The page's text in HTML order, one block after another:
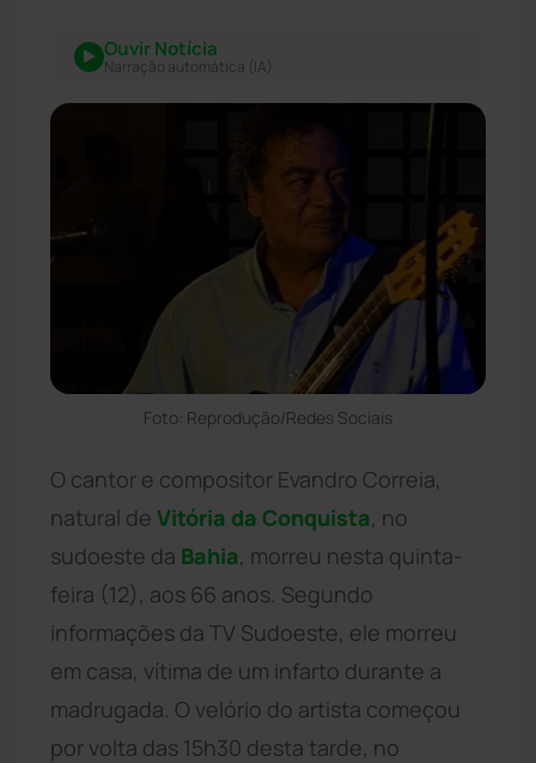
Ouvir Notícia
Narração automática (IA)
Foto: Reprodução/Redes Sociais
O cantor e compositor Evandro Correia,
natural de Vitória da Conquista, no
sudoeste da Bahia, morreu nesta quinta-
feira (12), aos 66 anos. Segundo
informações da TV Sudoeste, ele morreu
em casa, vítima de um infarto durante a
madrugada. O velório do artista começou
por volta das 15h30 desta tarde, no